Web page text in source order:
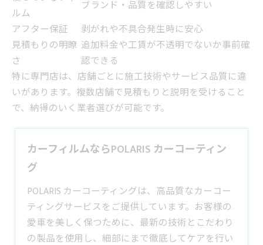
ルム
ブランド・品質を確認しやすい
アフター保証
剥がれや不具合発生時に安心
見積もりの明瞭
さ
追加料金や工賃が不透明でないか事前確
認できる
特に専門店は、店舗ごとに施工技術やサービス品質に違
いがあります。複数店舗で見積もりと説明を受けること
で、納得のいく業者選びが可能です。
カーフィルムならPOLARIS カーコーティン
グ
POLARIS カーコーティングは、高品質なカーコー
ティングサービスをご提供しています。お客様の
愛車を美しく保つために、最新の技術とこだわり
の製品を使用し、細部にまで徹底してケアを行い